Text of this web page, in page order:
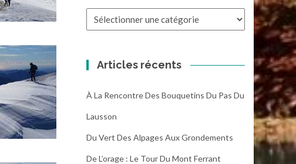
Articles récents
À La Rencontre Des Bouquetins Du Pas Du
Lausson
Du Vert Des Alpages Aux Grondements
De L’orage : Le Tour Du Mont Ferrant